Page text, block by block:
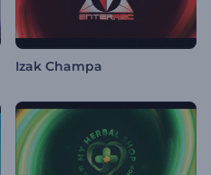
Izak Champa